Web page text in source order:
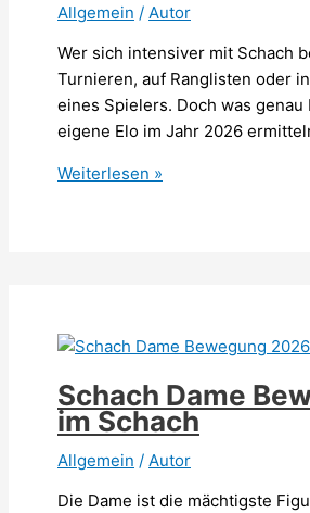
Allgemein / Autor
Wer sich intensiver mit Schach
Turnieren, auf Ranglisten oder
eines Spielers. Doch was
eigene Elo im Jahr 2026
Schach
deine
Elo
2026
Weiterlesen »
Schach Dame
im Schach
Allgemein / Autor
Die Dame ist die mächtigste